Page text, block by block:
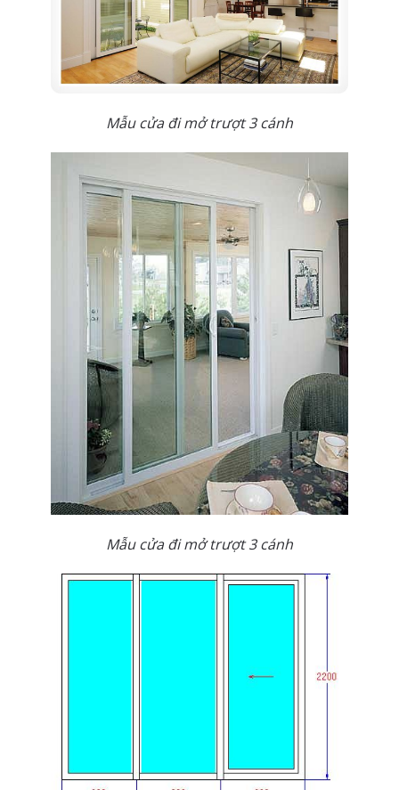
Mẫu cửa đi mở trượt 3 cánh
Mẫu cửa đi mở trượt 3 cánh